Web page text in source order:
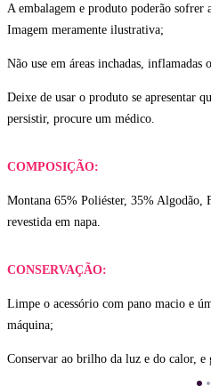
A embalagem e produto poderão sofrer
Imagem meramente ilustrativa;
Não use em áreas inchadas, inflamadas
Deixe de usar o produto se apresentar
persistir, procure um médico.
COMPOSIÇÃO:
Montana 65% Poliéster, 35%
revestida em napa.
CONSERVAÇÃO:
Limpe o acessório com pano macio e
máquina;
Conservar ao brilho da luz e do calor, e